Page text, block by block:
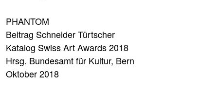
PHANTOM
Beitrag Schneider Türtscher
Katalog Swiss Art Awards 2018
Hrsg. Bundesamt für Kultur, Bern
Oktober 2018